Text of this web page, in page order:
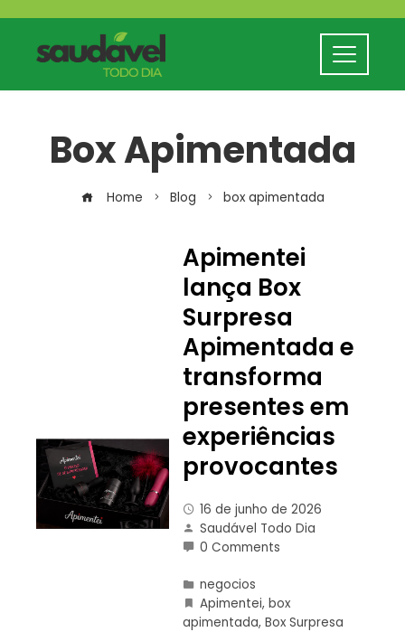
Box Apimentada
Home Blog box apimentada
Apimentei
lança Box
Surpresa
Apimentada e
transforma
presentes em
experiências
provocantes
16 de junho de 2026
Saudável Todo Dia
0 Comments
negocios
Apimentei, box
apimentada, Box Surpresa